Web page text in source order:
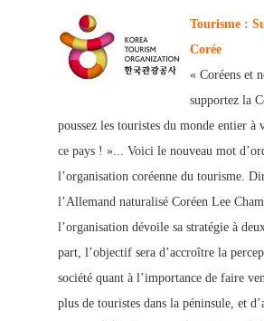
Tourisme :
Corée
« Coréens et
supportez la
poussez les touristes du monde entier à
ce pays ! »... Voici le nouveau mot
l’organisation coréenne du tourisme.
l’Allemand naturalisé Coréen Lee
l’organisation dévoile sa stratégie à
part, l’objectif sera d’accroître la
société quant à l’importance de faire
plus de touristes dans la péninsule, et